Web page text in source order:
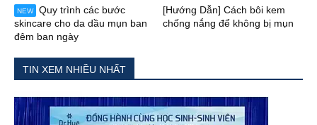
NEW
Quy trình các bước
skincare cho da dầu mụn ban
đêm ban ngày
[Hướng Dẫn] Cách bôi kem
chống nắng để không bị mụn
TIN XEM NHIỀU NHẤT